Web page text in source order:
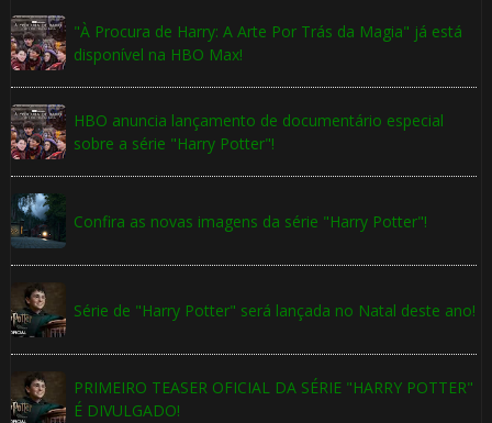
"À Procura de Harry: A Arte Por Trás da Magia" já está
disponível na HBO Max!
HBO anuncia lançamento de documentário especial
sobre a série "Harry Potter"!
Confira as novas imagens da série "Harry Potter"!
Série de "Harry Potter" será lançada no Natal deste ano!
PRIMEIRO TEASER OFICIAL DA SÉRIE "HARRY POTTER"
É DIVULGADO!